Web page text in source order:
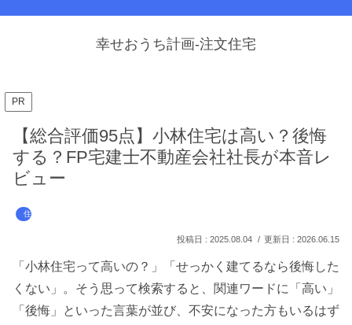
幸せおうち計画-注文住宅
PR
【総合評価95点】小林住宅は高い？後悔
する？FP宅建士不動産会社社長が本音レ
ビュー
住宅メーカー
2025.08.04 2026.06.15
「小林住宅って高いの？」「せっかく建てるなら後悔した
くない」。そう思って検索すると、関連ワードに「高い」
「後悔」といった言葉が並び、不安になった方もいるはず